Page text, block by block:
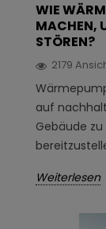
WIE
MACHEN,
STÖREN?
2179
auf
Gebäude
Weiterlesen